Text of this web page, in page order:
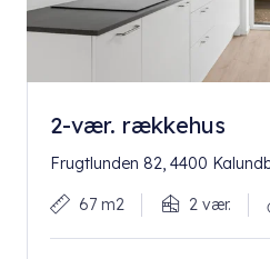
2-vær. rækkehus
Frugtlunden 82, 4400
67 m2 2 vær.